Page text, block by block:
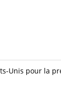
Unis pour la